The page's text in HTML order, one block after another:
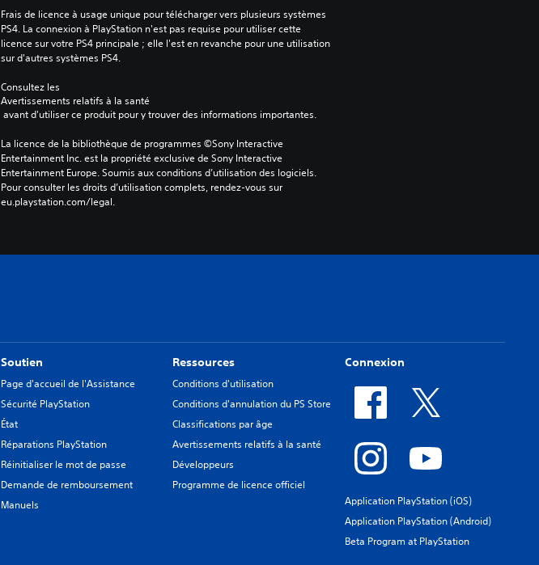
Frais de licence à usage unique pour télécharger vers plusieurs systèmes
PS4. La connexion à PlayStation n'est pas requise pour utiliser cette
licence sur votre PS4 principale ; elle l'est en revanche pour une utilisation
sur d'autres systèmes PS4.
Consultez les
Avertissements relatifs à la santé
avant d'utiliser ce produit pour y trouver des informations importantes.
La licence de la bibliothèque de programmes ©Sony Interactive
Entertainment Inc. est la propriété exclusive de Sony Interactive
Entertainment Europe. Soumis aux conditions d’utilisation des logiciels.
Pour consulter les droits d’utilisation complets, rendez-vous sur
eu.playstation.com/legal.
Soutien
Page d'accueil de l'Assistance
Sécurité PlayStation
État
Réparations PlayStation
Réinitialiser le mot de passe
Demande de remboursement
Manuels
Ressources
Conditions d'utilisation
Conditions d'annulation du PS Store
Classifications par âge
Avertissements relatifs à la santé
Développeurs
Programme de licence officiel
Connexion
Application PlayStation (iOS)
Application PlayStation (Android)
Beta Program at PlayStation